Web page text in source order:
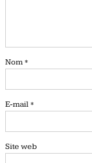
Nom *
E-mail *
Site web